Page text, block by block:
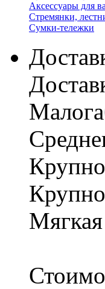
Аксессуары для
Стремянки,
Сумки-тележки